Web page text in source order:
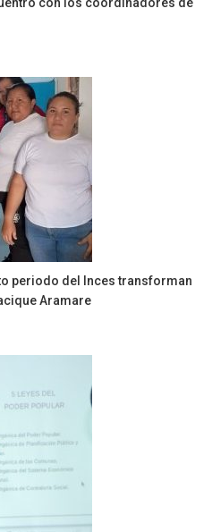
periodo del Inces transforman
Aramare